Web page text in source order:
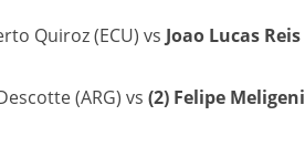
Quiroz (ECU) vs Joao Lucas
(ARG) vs (2) Felipe